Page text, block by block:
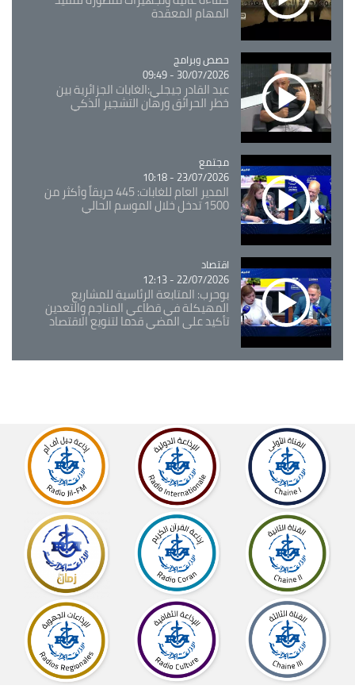
المهام المعقدة
Catégorie
حصص وبرامج
30/07/2026 - 09:49
عبد القادر جيجلي:الغابات الجزائرية بين
خطر الحرائق ورهان التشجير الذكي
Catégorie
مجتمع
23/07/2026 - 10:18
المدير العام للغابات: 445 حريقاً وأكثر من
1500 تدخل خلال الموسم الحالي
Catégorie
اقتصاد
22/07/2026 - 12:13
بوحرب: المتابعة الرئاسية للمشاريع
المهيكلة في قطاعي المناجم والتعدين
تأكيد على المضي قدما لتنويع الاقتصاد